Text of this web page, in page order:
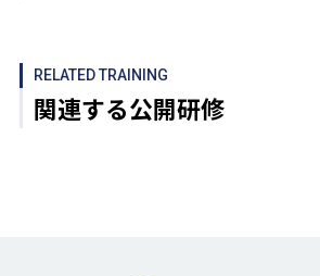
RELATED TRAINING
関連する公開研修